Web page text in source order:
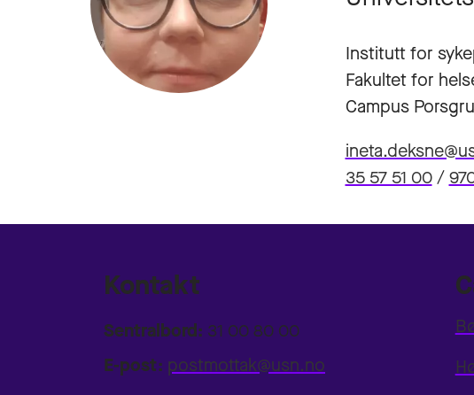
Institutt for
Fakultet for
Campus
35 57 51 00/
Kontakt
Sentralbord: 31 00 80 00
E-post: postmottak@usn.no